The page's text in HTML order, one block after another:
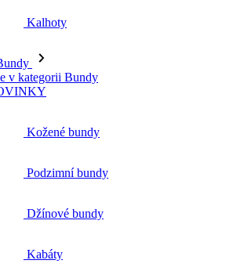
Kalhoty
v kategorii Bundy
Kožené bundy
Podzimní bundy
Džínové bundy
Kabáty